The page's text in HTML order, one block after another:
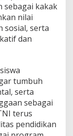
sebagai kakak
nilai
sosial, serta
dan
tumbuh
serta
sebagai
terus
pendidikan